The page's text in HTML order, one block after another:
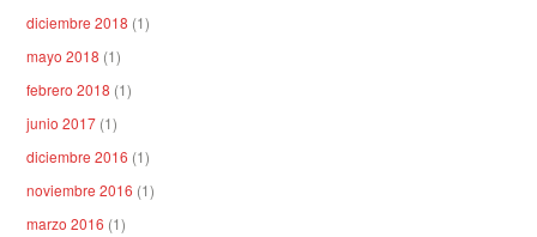
diciembre 2018 (1)
mayo 2018 (1)
febrero 2018 (1)
junio 2017(1)
diciembre 2016 (1)
noviembre 2016 (1)
marzo 2016 (1)